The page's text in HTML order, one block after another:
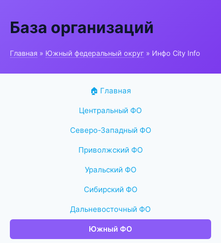
База организаций
Главная » Южный федеральный округ » Инфо City Info
🏠 Главная
Центральный ФО
Северо-Западный ФО
Приволжский ФО
Уральский ФО
Сибирский ФО
Дальневосточный ФО
Южный ФО